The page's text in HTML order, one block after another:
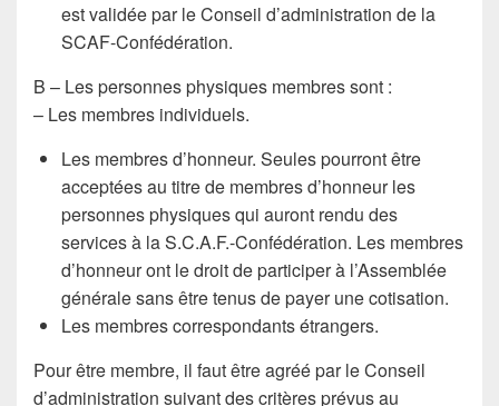
est validée par le Conseil d’administration de la
SCAF-Confédération.
B – Les personnes physiques membres sont :
– Les membres individuels.
Les membres d’honneur. Seules pourront être
acceptées au titre de membres d’honneur les
personnes physiques qui auront rendu des
services à la S.C.A.F.-Confédération. Les membres
d’honneur ont le droit de participer à l’Assemblée
générale sans être tenus de payer une cotisation.
Les membres correspondants étrangers.
Pour être membre, il faut être agréé par le Conseil
d’administration suivant des critères prévus au